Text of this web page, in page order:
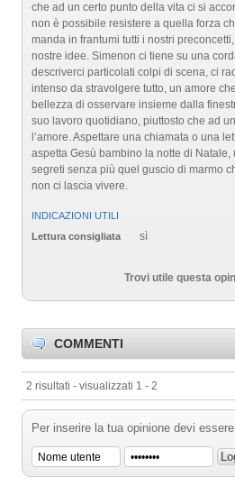
che ad un certo punto della vita ci si
non è possibile resistere a quella forza
manda in frantumi tutti i nostri
nostre idee. Simenon ci tiene su una
descriverci particolati colpi di scena, ci
intenso da stravolgere tutto, un amore
bellezza di osservare insieme dalla
suo lavoro quotidiano, piuttosto che ad
l’amore. Aspettare una chiamata o una
aspetta Gesù bambino la notte di
segreti senza più quel guscio di marmo
non ci lascia vivere.
INDICAZIONI UTILI
Lettura consigliata
sì
Trovi utile questa
COMMENTI
2 risultati - visualizzati 1 - 2
Per inserire la tua opinione devi essere